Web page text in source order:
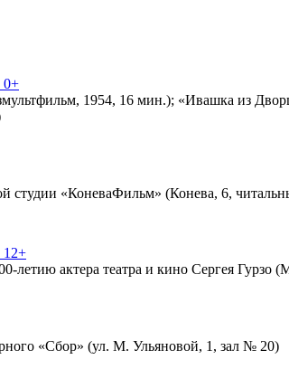
0+
1954, 16 мин.); «Ивашка из
студии «КоневаФильм» (Конева, 6,
12+
летию актера театра и кино Сергея
«Сбор» (ул. М. Ульяновой, 1, зал № 20)